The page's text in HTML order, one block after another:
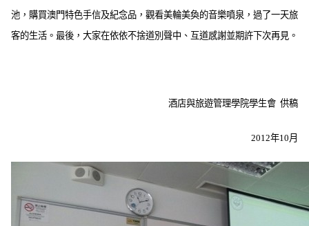
池，購買澳門特色手信及紀念品，觀看美輪美奐的音樂噴泉，過了一天旅
客的生活。最後，大家在依依不捨道別聲中、互道感謝並期許下次再見。
酒店與旅遊管理學院學生會 供稿
2012年10月